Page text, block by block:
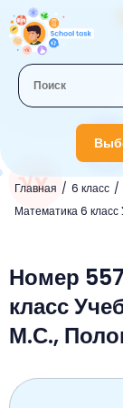
Главная 6 класс
Математика 6
1
3
4
Номер
класс
М.С.,